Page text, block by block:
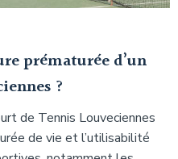
prématurée d’un
?
de Tennis Louveciennes
de vie et l’utilisabilité